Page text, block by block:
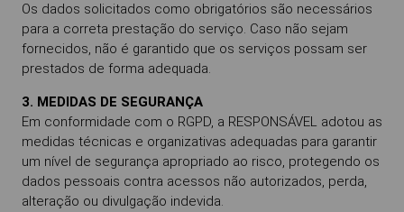
Os dados solicitados como obrigatórios são necessários
para a correta prestação do serviço. Caso não sejam
fornecidos, não é garantido que os serviços possam ser
prestados de forma adequada.
3. MEDIDAS DE SEGURANÇA
Em conformidade com o RGPD, a RESPONSÁVEL adotou as
medidas técnicas e organizativas adequadas para garantir
um nível de segurança apropriado ao risco, protegendo os
dados pessoais contra acessos não autorizados, perda,
alteração ou divulgação indevida.